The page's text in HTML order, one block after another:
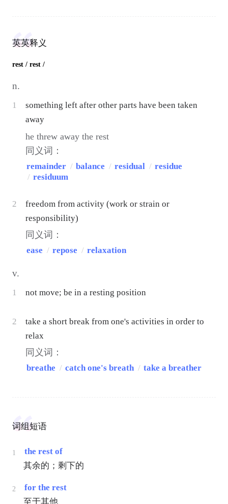
英英释义
rest / rest /
n.
1
something left after other parts have been taken
away
he threw away the rest
同义词：
remainder / balance / residual / residue
/ residuum
2
freedom from activity (work or strain or
responsibility)
同义词：
ease / repose / relaxation
v.
1 not move; be in a resting position
2
take a short break from one's activities in order to
relax
同义词：
breathe / catch one's breath / take a breather
词组短语
1
the rest of
其余的；剩下的
2
for the rest
至于其他